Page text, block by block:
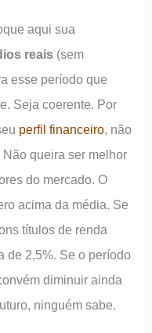
aqui sua
reais(sem
esse período que
Seja coerente. Por
perfil financeiro, não
queira ser melhor
do mercado. O
acima da média. Se
títulos de renda
de 2,5%. Se o período
diminuir ainda
ninguém sabe.